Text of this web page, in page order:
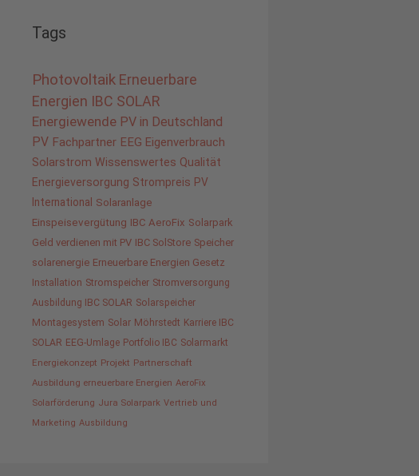
Tags
Photovoltaik Erneuerbare
Energien IBC SOLAR
Energiewende PV in Deutschland
PV Fachpartner EEG Eigenverbrauch
Solarstrom Wissenswertes Qualität
Energieversorgung Strompreis PV
International Solaranlage
Einspeisevergütung IBC AeroFix Solarpark
Geld verdienen mit PV IBC SolStore Speicher
solarenergie Erneuerbare Energien Gesetz
Installation Stromspeicher Stromversorgung
Ausbildung IBC SOLAR Solarspeicher
Montagesystem Solar Möhrstedt Karriere IBC
SOLAR EEG-Umlage Portfolio IBC Solarmarkt
Energiekonzept Projekt Partnerschaft
Ausbildung erneuerbare Energien AeroFix
Solarförderung Jura Solarpark Vertrieb und
Marketing Ausbildung